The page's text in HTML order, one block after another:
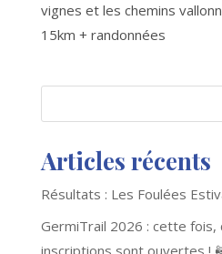
vignes et les chemins
15km + randonnées
Articles récents
Résultats : Les Foulées
GermiTrail 2026 : cette fois,
inscriptions sont ouvertes !